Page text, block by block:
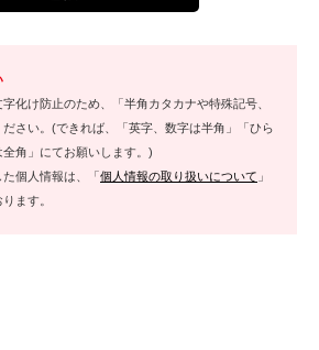
化け防止のため、「半角カタカナや特殊記号、
さい。(できれば、「英字、数字は半角」「ひら
角」にてお願いします。)
個人情報は、「個人情報の取り扱いについて 」
ます。